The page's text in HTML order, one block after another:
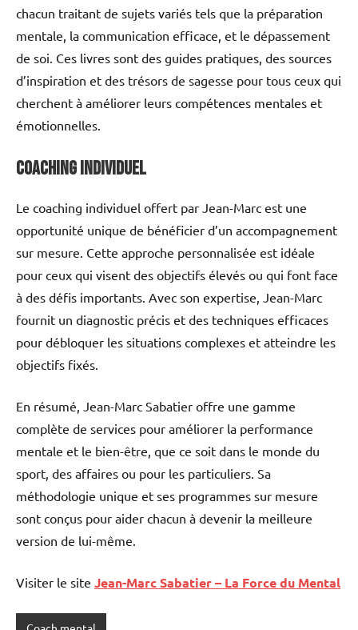
chacun traitant de sujets variés tels que la préparation
mentale, la communication efficace, et le dépassement
de soi. Ces livres sont des guides pratiques, des sources
d’inspiration et des trésors de sagesse pour tous ceux qui
cherchent à améliorer leurs compétences mentales et
émotionnelles.
Coaching Individuel
Le coaching individuel offert par Jean-Marc est une
opportunité unique de bénéficier d’un accompagnement
sur mesure. Cette approche personnalisée est idéale
pour ceux qui visent des objectifs élevés ou qui font face
à des défis importants. Avec son expertise, Jean-Marc
fournit un diagnostic précis et des techniques efficaces
pour débloquer les situations complexes et atteindre les
objectifs fixés.
En résumé, Jean-Marc Sabatier offre une gamme
complète de services pour améliorer la performance
mentale et le bien-être, que ce soit dans le monde du
sport, des affaires ou pour les particuliers. Sa
méthodologie unique et ses programmes sur mesure
sont conçus pour aider chacun à devenir la meilleure
version de lui-même.
Visiter le site Jean-Marc Sabatier – La Force du Mental